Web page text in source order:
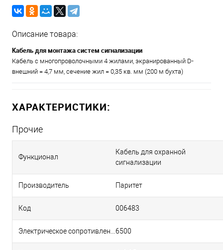
Описание товара:
Кабель для монтажа систем сигнализации
Кабель с многопроволочными 4 жилами, экранированный D-
внешний = 4,7 мм, сечение жил = 0,35 кв. мм (200 м бухта)
ХАРАКТЕРИСТИКИ:
Прочие
Функционал
Кабель для охранной
сигнализации
Производитель Паритет
Код 006483
6500